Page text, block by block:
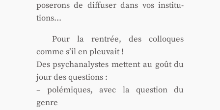
po­se­rons de dif­fu­ser dans vos ins­ti­tu­
tions…
Pour la ren­trée, des col­loques
comme s’il en pleu­vait !
Des psy­cha­na­lystes mettent au goût du
jour des ques­tions :
– polé­miques, avec la ques­tion du
genre